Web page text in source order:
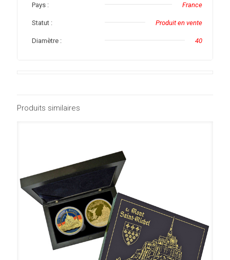
Pays : France
Statut : Produit en vente
Diamètre : 40
Produits similaires